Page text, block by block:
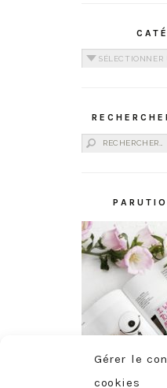
Gérer le
cookies
Catégories
Rechercher :